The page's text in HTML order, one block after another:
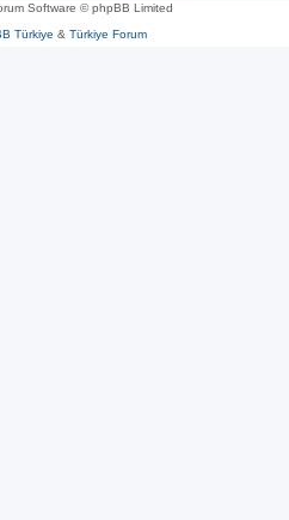
Software © phpBB Limited
Türkiye & Türkiye Forum